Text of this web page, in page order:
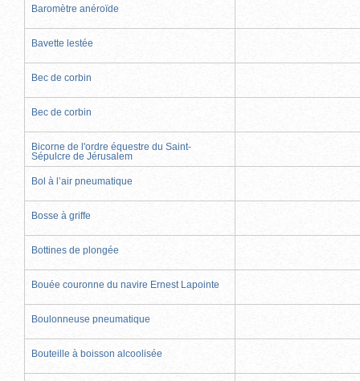
Baromètre anéroïde
Bavette lestée
Bec de corbin
Bec de corbin
Bicorne de l'ordre équestre du Saint-
Sépulcre de Jérusalem
Bol à l’air pneumatique
Bosse à griffe
Bottines de plongée
Bouée couronne du navire Ernest Lapointe
Boulonneuse pneumatique
Bouteille à boisson alcoolisée